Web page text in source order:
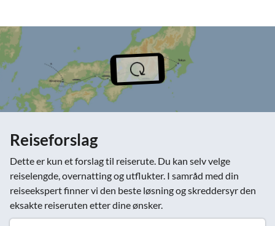
Reiseforslag
Dette er kun et forslag til reiserute. Du kan selv velge
reiselengde, overnatting og utflukter. I samråd med din
reiseekspert finner vi den beste løsning og skreddersyr den
eksakte reiseruten etter dine ønsker.